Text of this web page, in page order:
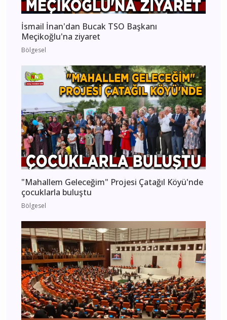
İsmail İnan'dan Bucak TSO Başkanı
Meçikoğlu'na ziyaret
Bölgesel
"Mahallem Geleceğim" Projesi Çatağıl Köyü'nde
çocuklarla buluştu
Bölgesel